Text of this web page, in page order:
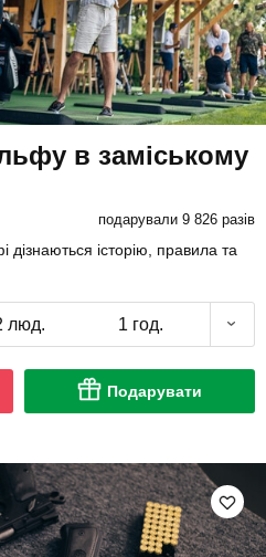
в заміському
подарували 9 826 разів
дізнаються історію, правила та
люд. 1 год.
Подарувати